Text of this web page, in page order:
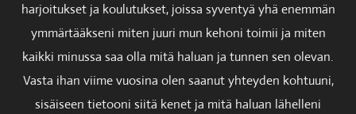
harjoitukset ja koulutukset, joissa syventyä yhä enemmän
ymmärtääkseni miten juuri mun kehoni toimii ja miten
kaikki minussa saa olla mitä haluan ja tunnen sen olevan.
Vasta ihan viime vuosina olen saanut yhteyden kohtuuni,
sisäiseen tietooni siitä kenet ja mitä haluan lähelleni